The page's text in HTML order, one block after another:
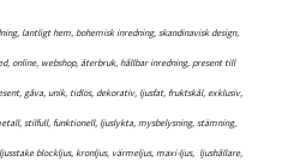
lantligt hem, bohemisk inredning, skandinavisk design,
online, webshop, återbruk, hållbar inredning, present till
gåva, unik, tidlös, dekorativ, ljusfat, fruktskål, exklusiv,
stilfull, funktionell, ljuslykta, mysbelysning, stämning,
blockljus, kronljus, värmeljus, maxi-ljus, ljushållare,